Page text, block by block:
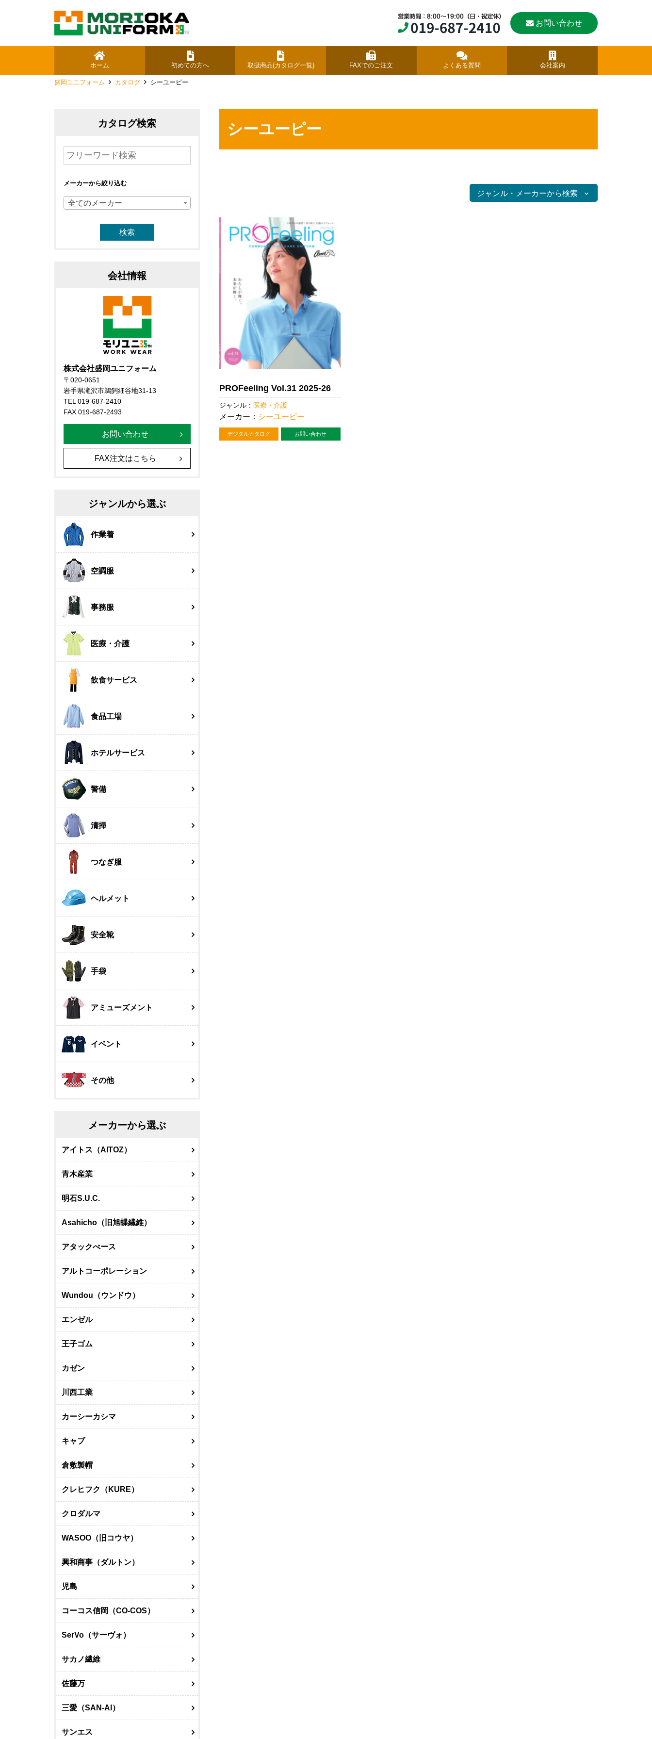
お問い合わせ
ホーム 初めての方へ 取扱商品(カタログ一覧) FAXでのご注文 よくある質問 会社案内
盛岡ユニフォーム カタログ シーユーピー
シーユーピー
ジャンル・メーカーから検索
PROFeeling Vol.31 2025-26
ジャンル： 医療・介護
メーカー： シーユーピー
デジタルカタログ お問い合わせ
カタログ検索
メーカーから絞り込む
全てのメーカー
会社情報
株式会社盛岡ユニフォーム
〒020-0651
岩手県滝沢市鵜飼細谷地31-13
TEL 019-687-2410
FAX 019-687-2493
お問い合わせ
FAX注文はこちら
ジャンルから選ぶ
作業着
空調服
事務服
医療・介護
飲食サービス
食品工場
ホテルサービス
警備
清掃
つなぎ服
ヘルメット
安全靴
手袋
アミューズメント
イベント
その他
メーカーから選ぶ
アイトス（AITOZ）
青木産業
明石S.U.C.
Asahicho（旧旭蝶繊維）
アタックべース
アルトコーポレーション
Wundou（ウンドウ）
エンゼル
王子ゴム
カゼン
川西工業
カーシーカシマ
キャブ
倉敷製帽
クレヒフク（KURE）
クロダルマ
WASOO（旧コウヤ）
興和商事（ダルトン）
児島
コーコス信岡（CO-COS）
SerVo（サーヴォ）
サカノ繊維
佐藤万
三愛（SAN-AI）
サンエス